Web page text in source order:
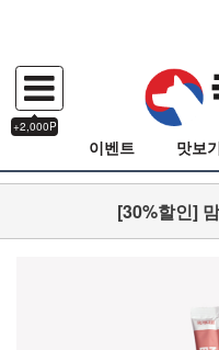
+2,000P
이벤트 맛보
[30%할인]